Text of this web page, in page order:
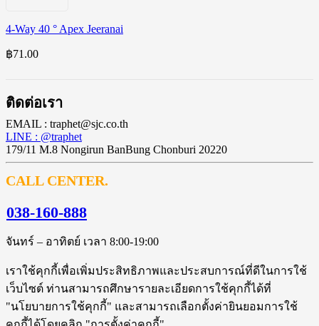
4-Way 40 ° Apex Jeeranai
฿71.00
ติดต่อเรา
EMAIL : traphet@sjc.co.th
LINE : @traphet
179/11 M.8 Nongirun BanBung Chonburi 20220
CALL CENTER.
038-160-888
จันทร์ – อาทิตย์ เวลา 8:00-19:00
เราใช้คุกกี้เพื่อเพิ่มประสิทธิภาพและประสบการณ์ที่ดีในการใช้
เว็บไซต์ ท่านสามารถศึกษารายละเอียดการใช้คุกกี้ได้ที่
"นโยบายการใช้คุกกี้" และสามารถเลือกตั้งค่ายินยอมการใช้